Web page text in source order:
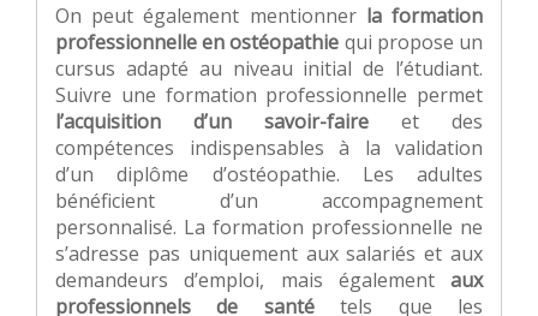
On peut également mentionner la formation
professionnelle en ostéopathie qui propose un
cursus adapté au niveau initial de l’étudiant.
Suivre une formation professionnelle permet
l’acquisition d’un savoir-faire et des
compétences indispensables à la validation
d’un diplôme d’ostéopathie. Les adultes
bénéficient d’un accompagnement
personnalisé. La formation professionnelle ne
s’adresse pas uniquement aux salariés et aux
demandeurs d’emploi, mais également aux
professionnels de santétels que les